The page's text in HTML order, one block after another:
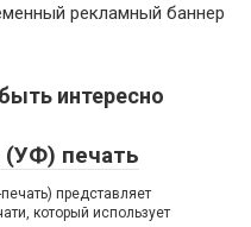
рекламный баннер
интересно
(УФ) печать
представляет
который использует